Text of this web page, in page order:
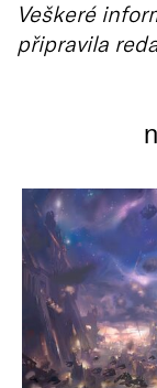
Veškeré
připravila